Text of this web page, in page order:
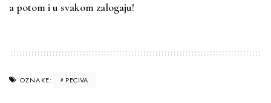
a potom i u svakom zalogaju!
OZNAKE: PECIVA